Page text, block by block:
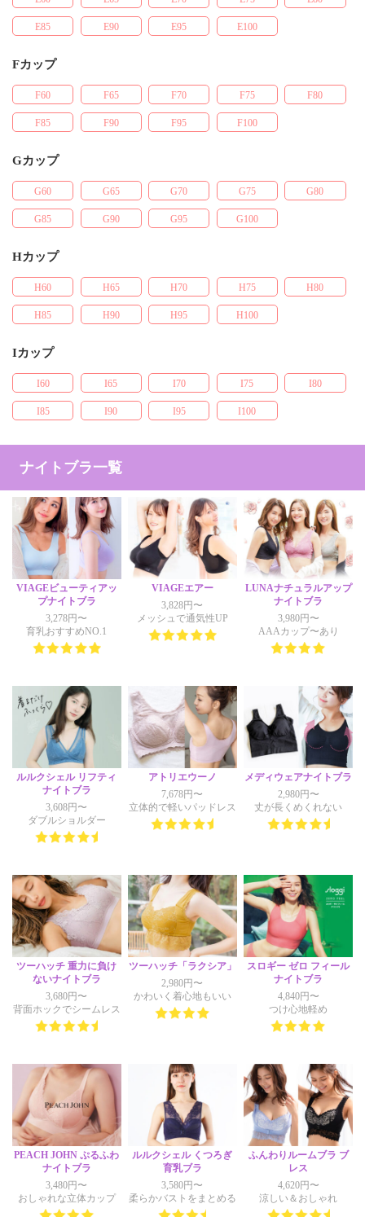
E85 E90 E95 E100
Fカップ
F60 F65 F70 F75 F80
F85 F90 F95 F100
Gカップ
G60 G65 G70 G75 G80
G85 G90 G95 G100
Hカップ
H60 H65 H70 H75 H80
H85 H90 H95 H100
Iカップ
I60 I65 I70 I75 I80
I85 I90 I95 I100
ナイトブラ一覧
VIAGEビューティアッ
プナイトブラ
3,278円〜
育乳おすすめNO.1
VIAGEエアー
3,828円〜
メッシュで通気性UP
LUNAナチュラルアップ
ナイトブラ
3,980円〜
AAAカップ〜あり
ルルクシェル リフティ
ナイトブラ
3,608円〜
ダブルショルダー
アトリエウーノ
7,678円〜
立体的で軽いパッドレス
メディウェアナイトブラ
2,980円〜
丈が長くめくれない
ツーハッチ 重力に負け
ないナイトブラ
3,680円〜
背面ホックでシームレス
ツーハッチ「ラクシア」
2,980円〜
かわいく着心地もいい
スロギー ゼロ フィール
ナイトブラ
4,840円〜
つけ心地軽め
PEACH JOHN ぷるふわ
ナイトブラ
3,480円〜
おしゃれな立体カップ
ルルクシェル くつろぎ
育乳ブラ
3,580円〜
柔らかバストをまとめる
ふんわりルームブラ ブ
レス
4,620円〜
涼しい＆おしゃれ